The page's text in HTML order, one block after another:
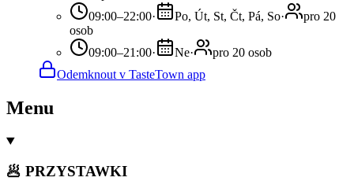
09:00–22:00· Po, Út, St, Čt, Pá, So·
pro 20
osob
09:00–21:00· Ne·
pro 20 osob
Odemknout v TasteTown app
Menu
🥟 PRZYSTAWKI